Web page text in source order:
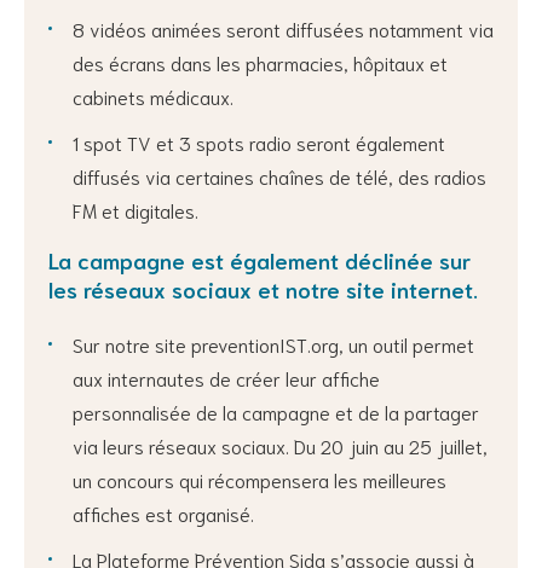
8 vidéos animées seront diffusées notamment via
des écrans dans les pharmacies, hôpitaux et
cabinets médicaux.
1 spot TV et 3 spots radio seront également
diffusés via certaines chaînes de télé, des radios
FM et digitales.
La campagne est également déclinée sur
les réseaux sociaux et notre site internet.
Sur notre site preventionIST.org, un outil permet
aux internautes de créer leur affiche
personnalisée de la campagne et de la partager
via leurs réseaux sociaux. Du 20 juin au 25 juillet,
un concours qui récompensera les meilleures
affiches est organisé.
La Plateforme Prévention Sida s’associe aussi à